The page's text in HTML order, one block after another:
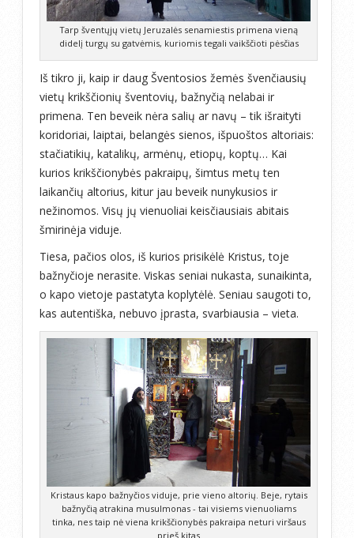
Tarp šventųjų vietų Jeruzalės senamiestis primena vieną
didelį turgų su gatvėmis, kuriomis tegali vaikščioti pėsčias
Iš tikro ji, kaip ir daug Šventosios žemės švenčiausių
vietų krikščionių šventovių, bažnyčią nelabai ir
primena. Ten beveik nėra salių ar navų – tik išraityti
koridoriai, laiptai, belangės sienos, išpuoštos altoriais:
stačiatikių, katalikų, armėnų, etiopų, koptų… Kai
kurios krikščionybės pakraipų, šimtus metų ten
laikančių altorius, kitur jau beveik nunykusios ir
nežinomos. Visų jų vienuoliai keisčiausiais abitais
šmirinėja viduje.
Tiesa, pačios olos, iš kurios prisikėlė Kristus, toje
bažnyčioje nerasite. Viskas seniai nukasta, sunaikinta,
o kapo vietoje pastatyta koplytėlė. Seniau saugoti to,
kas autentiška, nebuvo įprasta, svarbiausia – vieta.
Kristaus kapo bažnyčios viduje, prie vieno altorių. Beje, rytais
bažnyčią atrakina musulmonas - tai visiems vienuoliams
tinka, nes taip nė viena krikščionybės pakraipa neturi viršaus
prieš kitas